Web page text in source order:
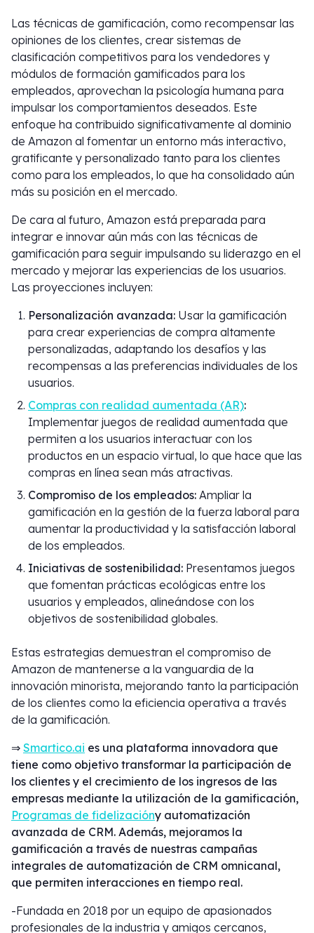
Las técnicas de gamificación, como recompensar las
opiniones de los clientes, crear sistemas de
clasificación competitivos para los vendedores y
módulos de formación gamificados para los
empleados, aprovechan la psicología humana para
impulsar los comportamientos deseados. Este
enfoque ha contribuido significativamente al dominio
de Amazon al fomentar un entorno más interactivo,
gratificante y personalizado tanto para los clientes
como para los empleados, lo que ha consolidado aún
más su posición en el mercado.
De cara al futuro, Amazon está preparada para
integrar e innovar aún más con las técnicas de
gamificación para seguir impulsando su liderazgo en el
mercado y mejorar las experiencias de los usuarios.
Las proyecciones incluyen:
Personalización avanzada: Usar la gamificación
para crear experiencias de compra altamente
personalizadas, adaptando los desafíos y las
recompensas a las preferencias individuales de los
usuarios.
Compras con realidad aumentada (AR):
Implementar juegos de realidad aumentada que
permiten a los usuarios interactuar con los
productos en un espacio virtual, lo que hace que las
compras en línea sean más atractivas.
Compromiso de los empleados: Ampliar la
gamificación en la gestión de la fuerza laboral para
aumentar la productividad y la satisfacción laboral
de los empleados.
Iniciativas de sostenibilidad: Presentamos juegos
que fomentan prácticas ecológicas entre los
usuarios y empleados, alineándose con los
objetivos de sostenibilidad globales.
Estas estrategias demuestran el compromiso de
Amazon de mantenerse a la vanguardia de la
innovación minorista, mejorando tanto la participación
de los clientes como la eficiencia operativa a través
de la gamificación.
⇒ Smartico.ai es una plataforma innovadora que
tiene como objetivo transformar la participación de
los clientes y el crecimiento de los ingresos de las
empresas mediante la utilización de la gamificación,
Programas de fidelizacióny automatización
avanzada de CRM. Además, mejoramos la
gamificación a través de nuestras campañas
integrales de automatización de CRM omnicanal,
que permiten interacciones en tiempo real.
-Fundada en 2018 por un equipo de apasionados
profesionales de la industria y amigos cercanos,